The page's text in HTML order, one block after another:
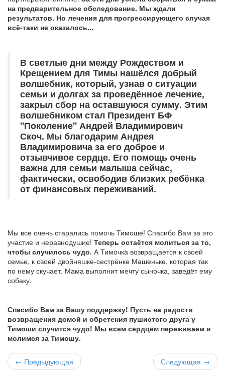
на предварительное обследование. Мы ждали
результатов. Но лечения для прогрессирующего случая
всё-таки не оказалось...
В светлые дни между Рождеством и
Крещением для Тимы нашёлся добрый
волшебник, который, узнав о ситуации
семьи и долгах за проведённое лечение,
закрыл сбор на оставшуюся сумму. Этим
волшебником стал Президент БФ
"Поколение" Андрей Владимирович
Скоч. Мы благодарим Андрея
Владимировича за его доброе и
отзывчивое сердце. Его помощь очень
важна для семьи малыша сейчас,
фактически, освободив близких ребёнка
от финансовых переживаний.
Мы все очень старались помочь Тимоше! Спасибо Вам за это
участие и неравнодушие! Теперь остаётся молиться за то,
чтобы случилось чудо. А Тимочка возвращается к своей
семье, к своей двойняшке-сестрёнке Машеньке, которая так
по нему скучает. Мама выполнит мечту сыночка, заведёт ему
собаку.
Спасибо Вам за Вашу поддержку! Пусть на радости
возвращения домой и обретения пушистого друга у
Тимоши случится чудо! Мы всем сердцем переживаем и
молимся за Тимошу.
← Предыдующая Следующая →